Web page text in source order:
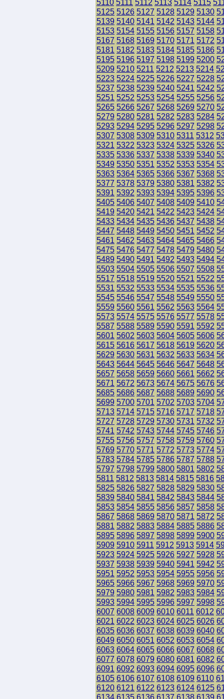
5110 5111 5112 5113 5114 5115
5125 5126 5127 5128 5129 5130
5139 5140 5141 5142 5143 5144
5153 5154 5155 5156 5157 5158
5167 5168 5169 5170 5171 5172
5181 5182 5183 5184 5185 5186
5195 5196 5197 5198 5199 5200
5209 5210 5211 5212 5213 5214
5223 5224 5225 5226 5227 5228
5237 5238 5239 5240 5241 5242
5251 5252 5253 5254 5255 5256
5265 5266 5267 5268 5269 5270
5279 5280 5281 5282 5283 5284
5293 5294 5295 5296 5297 5298
5307 5308 5309 5310 5311 5312
5321 5322 5323 5324 5325 5326
5335 5336 5337 5338 5339 5340
5349 5350 5351 5352 5353 5354
5363 5364 5365 5366 5367 5368
5377 5378 5379 5380 5381 5382
5391 5392 5393 5394 5395 5396
5405 5406 5407 5408 5409 5410
5419 5420 5421 5422 5423 5424
5433 5434 5435 5436 5437 5438
5447 5448 5449 5450 5451 5452
5461 5462 5463 5464 5465 5466
5475 5476 5477 5478 5479 5480
5489 5490 5491 5492 5493 5494
5503 5504 5505 5506 5507 5508
5517 5518 5519 5520 5521 5522
5531 5532 5533 5534 5535 5536
5545 5546 5547 5548 5549 5550
5559 5560 5561 5562 5563 5564
5573 5574 5575 5576 5577 5578
5587 5588 5589 5590 5591 5592
5601 5602 5603 5604 5605 5606
5615 5616 5617 5618 5619 5620
5629 5630 5631 5632 5633 5634
5643 5644 5645 5646 5647 5648
5657 5658 5659 5660 5661 5662
5671 5672 5673 5674 5675 5676
5685 5686 5687 5688 5689 5690
5699 5700 5701 5702 5703 5704
5713 5714 5715 5716 5717 5718
5727 5728 5729 5730 5731 5732
5741 5742 5743 5744 5745 5746
5755 5756 5757 5758 5759 5760
5769 5770 5771 5772 5773 5774
5783 5784 5785 5786 5787 5788
5797 5798 5799 5800 5801 5802
5811 5812 5813 5814 5815 5816
5825 5826 5827 5828 5829 5830
5839 5840 5841 5842 5843 5844
5853 5854 5855 5856 5857 5858
5867 5868 5869 5870 5871 5872
5881 5882 5883 5884 5885 5886
5895 5896 5897 5898 5899 5900
5909 5910 5911 5912 5913 5914
5923 5924 5925 5926 5927 5928
5937 5938 5939 5940 5941 5942
5951 5952 5953 5954 5955 5956
5965 5966 5967 5968 5969 5970
5979 5980 5981 5982 5983 5984
5993 5994 5995 5996 5997 5998
6007 6008 6009 6010 6011 6012
6021 6022 6023 6024 6025 6026
6035 6036 6037 6038 6039 6040
6049 6050 6051 6052 6053 6054
6063 6064 6065 6066 6067 6068
6077 6078 6079 6080 6081 6082
6091 6092 6093 6094 6095 6096
6105 6106 6107 6108 6109 6110
6120 6121 6122 6123 6124 6125
6134 6135 6136 6137 6138 6139